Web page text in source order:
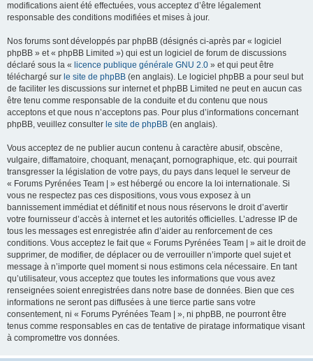
modifications aient été effectuées, vous acceptez d’être légalement
responsable des conditions modifiées et mises à jour.
Nos forums sont développés par phpBB (désignés ci-après par « logiciel
phpBB » et « phpBB Limited ») qui est un logiciel de forum de discussions
déclaré sous la « licence publique générale GNU 2.0 » et qui peut être
téléchargé sur le site de phpBB (en anglais). Le logiciel phpBB a pour seul but
de faciliter les discussions sur internet et phpBB Limited ne peut en aucun cas
être tenu comme responsable de la conduite et du contenu que nous
acceptons et que nous n’acceptons pas. Pour plus d’informations concernant
phpBB, veuillez consulter le site de phpBB (en anglais).
Vous acceptez de ne publier aucun contenu à caractère abusif, obscène,
vulgaire, diffamatoire, choquant, menaçant, pornographique, etc. qui pourrait
transgresser la législation de votre pays, du pays dans lequel le serveur de
« Forums Pyrénées Team | » est hébergé ou encore la loi internationale. Si
vous ne respectez pas ces dispositions, vous vous exposez à un
bannissement immédiat et définitif et nous nous réservons le droit d’avertir
votre fournisseur d’accès à internet et les autorités officielles. L’adresse IP de
tous les messages est enregistrée afin d’aider au renforcement de ces
conditions. Vous acceptez le fait que « Forums Pyrénées Team | » ait le droit de
supprimer, de modifier, de déplacer ou de verrouiller n’importe quel sujet et
message à n’importe quel moment si nous estimons cela nécessaire. En tant
qu’utilisateur, vous acceptez que toutes les informations que vous avez
renseignées soient enregistrées dans notre base de données. Bien que ces
informations ne seront pas diffusées à une tierce partie sans votre
consentement, ni « Forums Pyrénées Team | », ni phpBB, ne pourront être
tenus comme responsables en cas de tentative de piratage informatique visant
à compromettre vos données.